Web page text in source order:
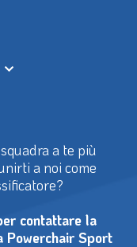
a te più
a noi come
contattare la
Powerchair Sport